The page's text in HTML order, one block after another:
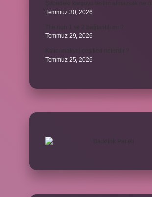
Temmuz 30, 2026
Temmuz 29, 2026
Temmuz 25, 2026